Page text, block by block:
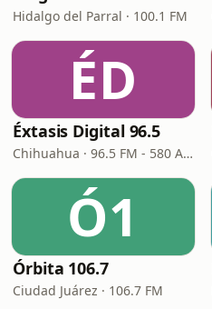
Hidalgo del Parral · 100.1 FM
ÉD
Éxtasis Digital 96.5
Chihuahua · 96.5 FM - 580 AM
Ó1
Órbita 106.7
Ciudad Juárez · 106.7 FM